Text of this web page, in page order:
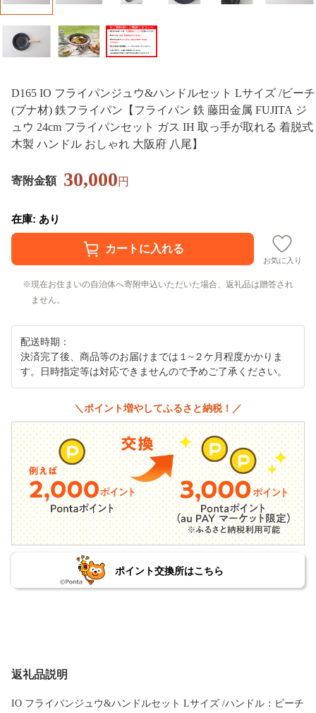
D165 IO フライパンジュウ&ハンドルセット Lサイズ /ビーチ
(ブナ材) 鉄フライパン【フライパン 鉄 藤田金属 FUJITA ジ
ュウ 24cm フライパンセット ガス IH 取っ手が取れる 着脱式
木製 ハンドル おしゃれ 大阪府 八尾】
寄附金額 30,000円
在庫: あり
お気に入り
現在お住まいの自治体へ寄附申込いただいた場合、返礼品は贈答され
ません。
配送時期：
決済完了後、商品等のお届けまでは１~２ケ月程度かかりま
す。日時指定等は対応できませんので予めご了承ください。
＼ポイント増やしてふるさと納税！／
ポイント交換所はこちら
返礼品説明
IO フライパンジュウ&ハンドルセット Lサイズ /ハンドル：ビーチ